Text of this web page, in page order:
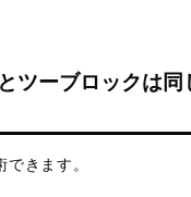
ツーブロックは同
きます。